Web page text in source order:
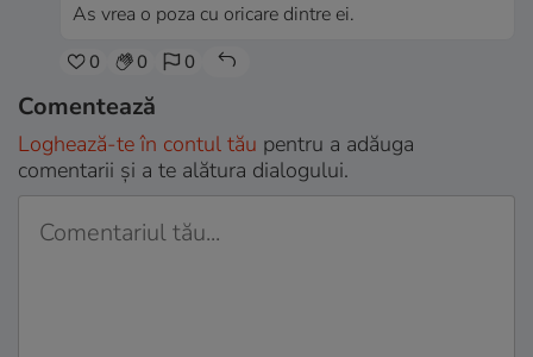
As vrea o poza cu oricare dintre ei.
0 0 0
Comentează
Loghează-te în contul tău pentru a adăuga
comentarii și a te alătura dialogului.